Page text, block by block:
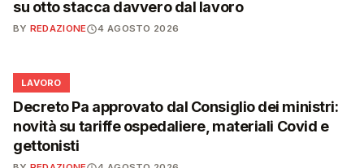
su otto stacca davvero dal lavoro
BY REDAZIONE 4 AGOSTO 2026
💼
LAVORO
Decreto Pa approvato dal Consiglio dei ministri:
novità su tariffe ospedaliere, materiali Covid e
gettonisti